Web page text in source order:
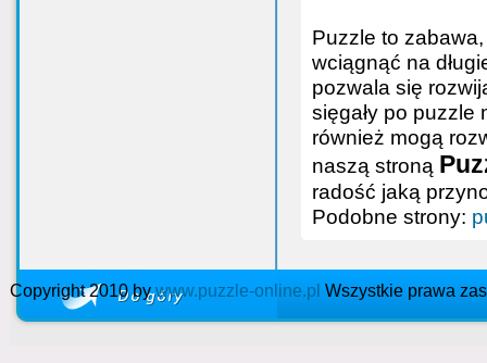
Puzzle to
wciągnąć na
pozwala się
sięgały po
również mogą
naszą stroną
radość jaką
Podobne strony:
Copyright 2010 bywww.puzzle-online.pl Wszystkie prawa